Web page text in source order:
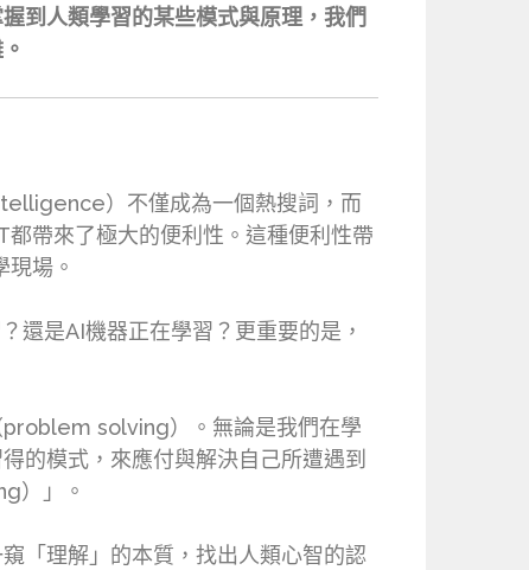
到人類學習的某些模式與原理，我們
）不僅成為一個熱搜詞，而
帶來了極大的便利性。這種便利性帶
場。
還是AI機器正在學習？更重要的是，
problem solving）。無論是我們在學
的模式，來應付與解決自己所遭遇到
）」。
「理解」的本質，找出人類心智的認